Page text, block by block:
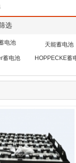
选
电池
天能蓄电池
蓄电池
HOPPECKE蓄